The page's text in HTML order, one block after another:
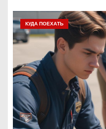
КУДА ПОЕХАТЬ